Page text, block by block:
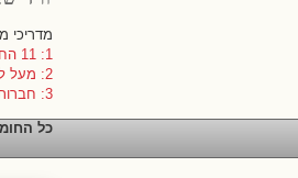
מדריכי
1: 11 החברות שהן המכנה המשותף הרחב ביותר
2: מעל ל-30 חברות, בחלוקה לנושאים
3: חברות רלוונטיות לעצמאיים/ות ועסקים קטנים
כל